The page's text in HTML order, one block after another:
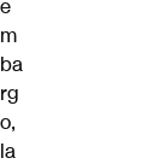
e
m
ba
rg
o,
la